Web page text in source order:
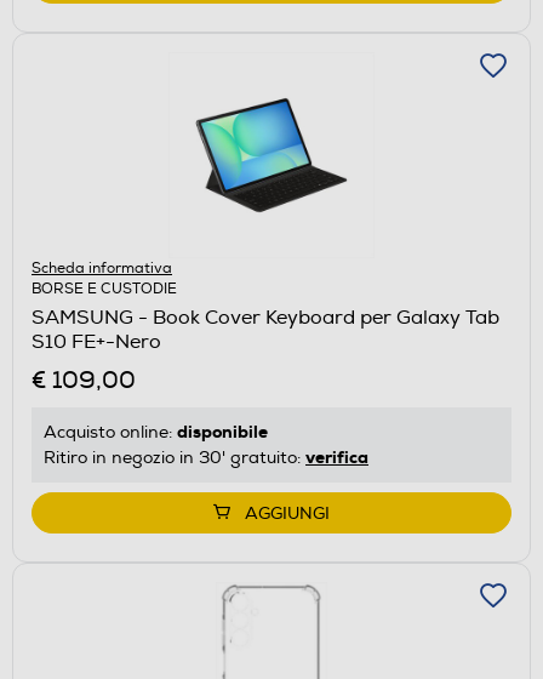
Scheda informativa
BORSE E CUSTODIE
SAMSUNG - Book Cover Keyboard per Galaxy Tab
S10 FE+-Nero
€ 109,00
Acquisto online: disponibile
Ritiro in negozio in 30' gratuito: verifica
AGGIUNGI